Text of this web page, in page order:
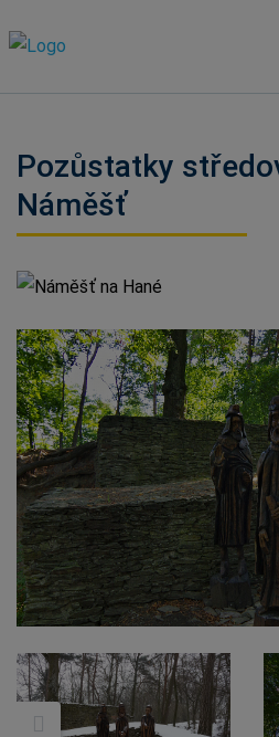
Pozůstatky
Náměšť
Náměšť na Hané